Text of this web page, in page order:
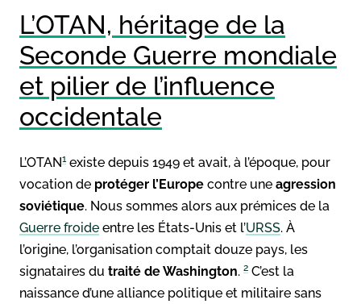
L’OTAN, héritage de la
Seconde Guerre mondiale
et pilier de l’influence
occidentale
L’OTAN1existe depuis 1949 et avait, à l’époque, pour
vocation de protéger l’Europe contre une agression
soviétique. Nous sommes alors aux prémices de la
Guerre froide entre les États-Unis et l’URSS. À
l’origine, l’organisation comptait douze pays, les
signataires du traité de Washington. 2 C’est la
naissance d’une alliance politique et militaire sans